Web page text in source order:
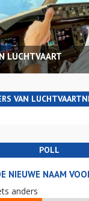
LUCHTVAART
VAN
POLL
NIEUWE NAAM
anders